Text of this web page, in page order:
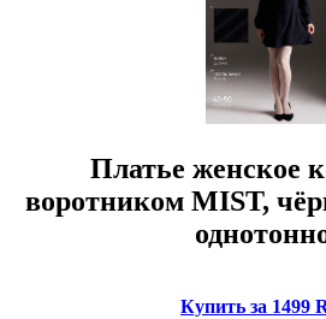
Платье женское
воротником MIST,
Купить за 1499